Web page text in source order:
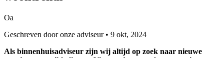
Oa
Geschreven door onze adviseur • 9 okt, 2024
Als binnenhuisadviseur zijn wij altijd op zoek naar nieuwe